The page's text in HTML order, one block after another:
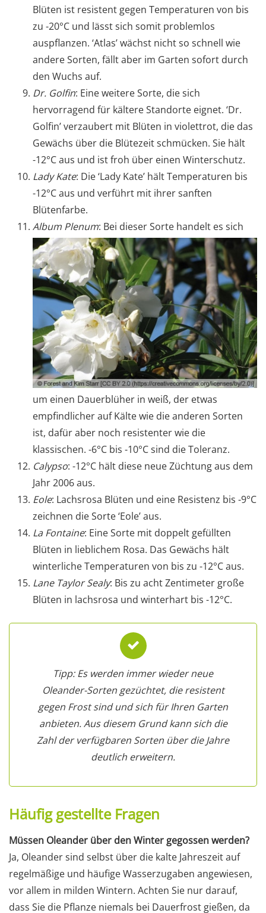
Blüten ist resistent gegen Temperaturen von bis
zu -20°C und lässt sich somit problemlos
auspflanzen. ‘Atlas’ wächst nicht so schnell wie
andere Sorten, fällt aber im Garten sofort durch
den Wuchs auf.
Dr. Golfin: Eine weitere Sorte, die sich
hervorragend für kältere Standorte eignet. ‘Dr.
Golfin’ verzaubert mit Blüten in violettrot, die das
Gewächs über die Blütezeit schmücken. Sie hält
-12°C aus und ist froh über einen Winterschutz.
Lady Kate: Die ‘Lady Kate’ hält Temperaturen bis
-12°C aus und verführt mit ihrer sanften
Blütenfarbe.
Album Plenum: Bei dieser Sorte handelt es sich
um einen Dauerblüher in weiß, der etwas
empfindlicher auf Kälte wie die anderen Sorten
ist, dafür aber noch resistenter wie die
klassischen. -6°C bis -10°C sind die Toleranz.
Calypso: -12°C hält diese neue Züchtung aus dem
Jahr 2006 aus.
Eole: Lachsrosa Blüten und eine Resistenz bis -9°C
zeichnen die Sorte ‘Eole’ aus.
La Fontaine: Eine Sorte mit doppelt gefüllten
Blüten in lieblichem Rosa. Das Gewächs hält
winterliche Temperaturen von bis zu -12°C aus.
Lane Taylor Sealy: Bis zu acht Zentimeter große
Blüten in lachsrosa und winterhart bis -12°C.
Tipp: Es werden immer wieder neue
Oleander-Sorten gezüchtet, die resistent
gegen Frost sind und sich für Ihren Garten
anbieten. Aus diesem Grund kann sich die
Zahl der verfügbaren Sorten über die Jahre
deutlich erweitern.
Häufig gestellte Fragen
Müssen Oleander über den Winter gegossen werden?
Ja, Oleander sind selbst über die kalte Jahreszeit auf
regelmäßige und häufige Wasserzugaben angewiesen,
vor allem in milden Wintern. Achten Sie nur darauf,
dass Sie die Pflanze niemals bei Dauerfrost gießen, da